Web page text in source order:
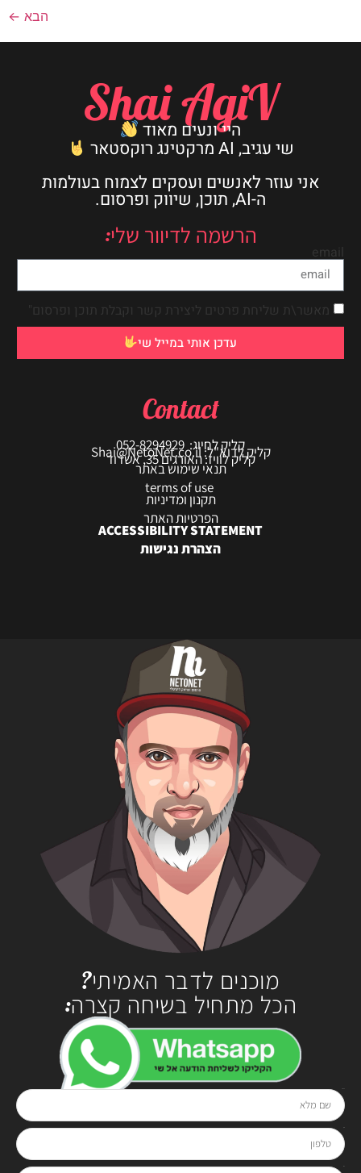
הבא ←
Shai AgiV
היי ונעים מאוד
שי עגיב, AI מרקטינג רוקסטאר
אני עוזר לאנשים ועסקים לצמוח בעולמות
ה-AI, תוכן, שיווק ופרסום.
הרשמה לדיוור שלי:
email
מאשר\ת שליחת פרטים ליצירת קשר וקבלת תוכן ופרסום"
עדכן אותי במייל שי
Contact
קליק לחיוג: 052-8294929
קליק לדוא"ל: Shai@NetoNet.co.il
קליק לוויז: האורגים 35, אשדוד
תנאי שימוש באתר
תקנון ומדיניות
הפרטיות האתר
ACCESSIBILITY STATEMENT
הצהרת נגישות
מוכנים לדבר האמיתי?
הכל מתחיל בשיחה קצרה: